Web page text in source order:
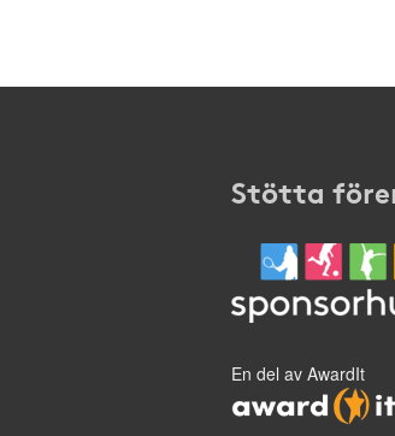
Stötta
En del av AwardIt